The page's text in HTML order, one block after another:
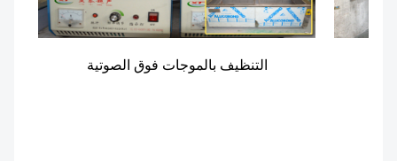
التنظيف بالموجات فوق الصوتية